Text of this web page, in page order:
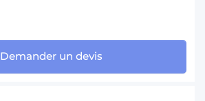
Demander un devis